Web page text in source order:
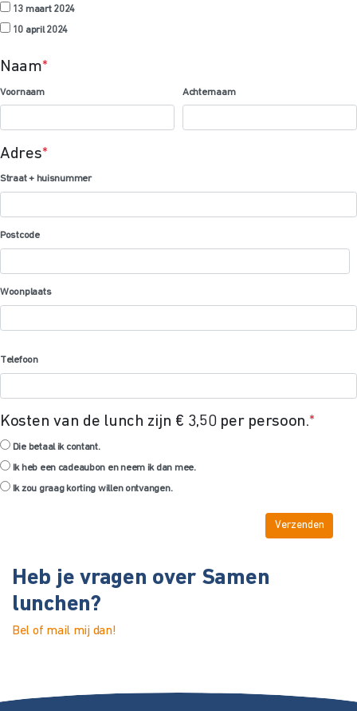
13 maart 2024
10 april 2024
Naam*
Voornaam Achternaam
Adres*
Straat + huisnummer
Postcode
Woonplaats
Telefoon
Kosten van de lunch zijn € 3,50 per persoon.*
Die betaal ik contant.
Ik heb een cadeaubon en neem ik dan mee.
Ik zou graag korting willen ontvangen.
Heb je vragen over Samen
lunchen?
Bel of mail mij dan!